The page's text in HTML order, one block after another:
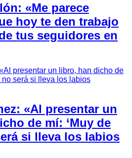
«Me parece
hoy te den trabajo
tus seguidores en
«Al presentar un
de mí: ‘Muy de
si lleva los labios